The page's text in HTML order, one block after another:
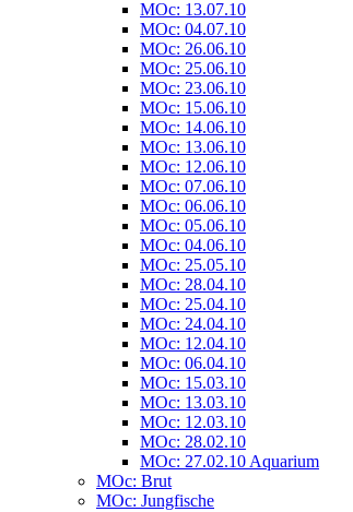
MOc: 13.07.10
MOc: 04.07.10
MOc: 26.06.10
MOc: 25.06.10
MOc: 23.06.10
MOc: 15.06.10
MOc: 14.06.10
MOc: 13.06.10
MOc: 12.06.10
MOc: 07.06.10
MOc: 06.06.10
MOc: 05.06.10
MOc: 04.06.10
MOc: 25.05.10
MOc: 28.04.10
MOc: 25.04.10
MOc: 24.04.10
MOc: 12.04.10
MOc: 06.04.10
MOc: 15.03.10
MOc: 13.03.10
MOc: 12.03.10
MOc: 28.02.10
MOc: 27.02.10 Aquarium
MOc: Brut
MOc: Jungfische